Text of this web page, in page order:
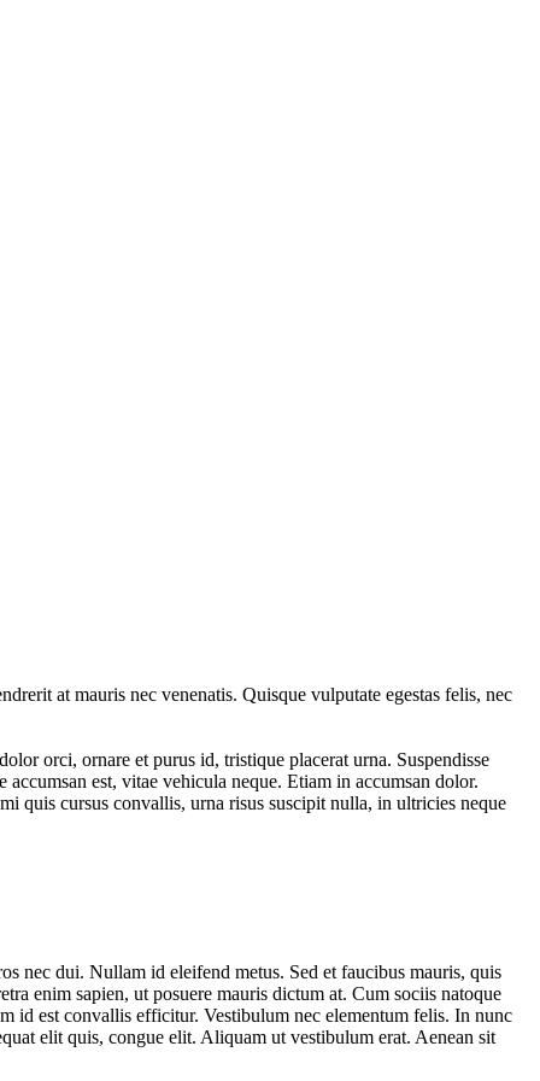
at mauris nec venenatis. Quisque vulputate egestas felis, nec
orci, ornare et purus id, tristique placerat urna. Suspendisse
est, vitae vehicula neque. Etiam in accumsan dolor.
quis cursus convallis, urna risus suscipit nulla, in ultricies neque
nec dui. Nullam id eleifend metus. Sed et faucibus mauris, quis
enim sapien, ut posuere mauris dictum at. Cum sociis natoque
id est convallis efficitur. Vestibulum nec elementum felis. In nunc
elit quis, congue elit. Aliquam ut vestibulum erat. Aenean sit